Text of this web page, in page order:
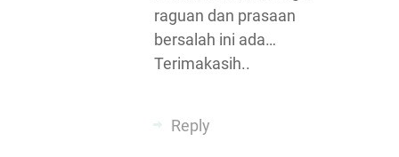
raguan dan prasaan
bersalah ini ada…
Terimakasih..
Reply